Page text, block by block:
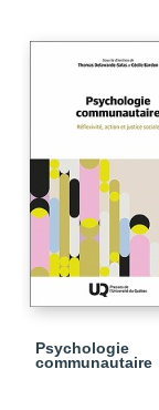
Psychologie
communautaire